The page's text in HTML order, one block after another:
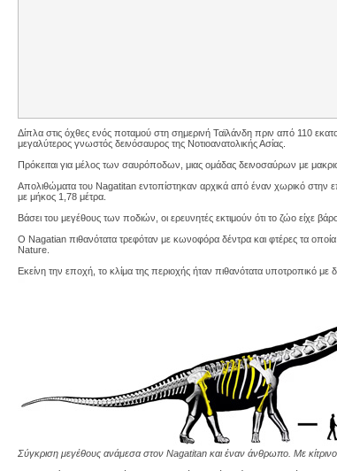
Δίπλα στις όχθες ενός ποταμού στη σημερινή Ταϊλάνδη πριν από 110
μεγαλύτερος γνωστός δεινόσαυρος της Νοτιοανατολικής Ασίας.
Πρόκειται για μέλος των σαυρόποδων, μιας ομάδας δεινοσαύρων με
Απολιθώματα του Nagatitan εντοπίστηκαν αρχικά από έναν χωρικό στην
με μήκος 1,78 μέτρα.
Βάσει του μεγέθους των ποδιών, οι ερευνητές εκτιμούν ότι το ζώο είχε
O Nagatian πιθανότατα τρεφόταν με κωνοφόρα δέντρα και φτέρες τα
Nature.
Εκείνη την εποχή, το κλίμα της περιοχής ήταν πιθανότατα υποτροπικό
Σύγκριση μεγέθους ανάμεσα στον Nagatitan και έναν άνθρωπο. Με